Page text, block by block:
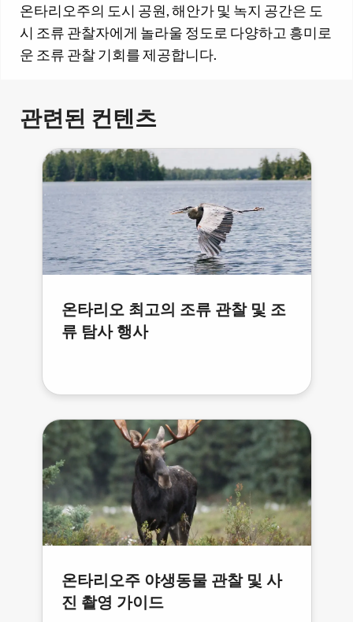
온타리오주의 도시 공원, 해안가 및 녹지 공간은 도
시 조류 관찰자에게 놀라울 정도로 다양하고 흥미로
운 조류 관찰 기회를 제공합니다.
관련된 컨텐츠
온타리오 최고의 조류 관찰 및 조
류 탐사 행사
온타리오주 야생동물 관찰 및 사
진 촬영 가이드